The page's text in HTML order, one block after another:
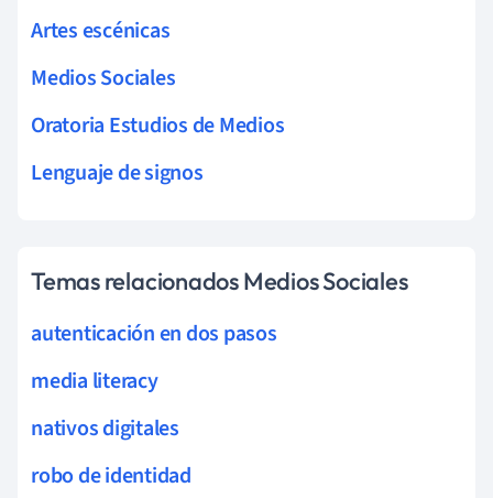
Artes escénicas
Medios Sociales
Oratoria Estudios de Medios
Lenguaje de signos
Temas relacionados Medios Sociales
autenticación en dos pasos
media literacy
nativos digitales
robo de identidad